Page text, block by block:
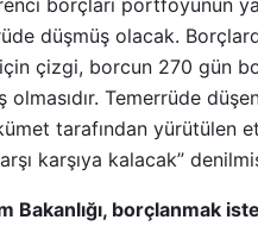
düşmüş olacak.
çizgi, borcun 270 gün
olmasıdır. Temerrüde
tarafından yürütülen
karşıya kalacak”
Bakanlığı, borçlanmak